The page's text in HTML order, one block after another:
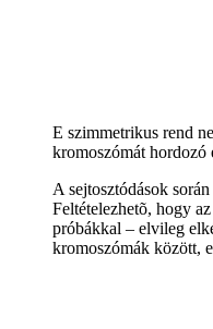
E szimmetrikus rend
kromoszómát hordozó
A sejtosztódások
Feltételezhetõ, hogy
próbákkal – elvileg
kromoszómák között,